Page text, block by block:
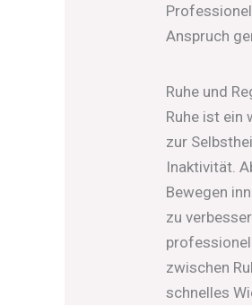
Anspruch
Ruhe und
Ruhe ist ein
zur
Inaktivität.
Bewegen
zu
zwischen
schnelles